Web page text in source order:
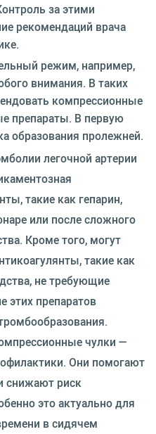
за этими
рекомендаций врача
режим, например,
внимания. В таких
компрессионные
препараты. В первую
образования пролежней.
легочной артерии
такие как гепарин,
или после сложного
Кроме того, могут
такие как
не требующие
этих препаратов
чулки —
Они помогают
снижают риск
это актуально для
в сидячем